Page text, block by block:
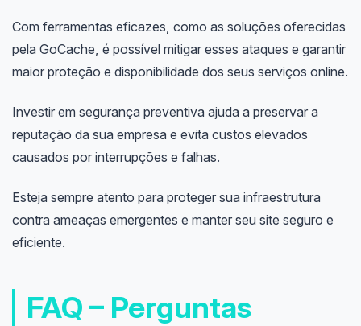
Com ferramentas eficazes, como as soluções oferecidas
pela GoCache, é possível mitigar esses ataques e garantir
maior proteção e disponibilidade dos seus serviços online.
Investir em segurança preventiva ajuda a preservar a
reputação da sua empresa e evita custos elevados
causados por interrupções e falhas.
Esteja sempre atento para proteger sua infraestrutura
contra ameaças emergentes e manter seu site seguro e
eficiente.
FAQ – Perguntas